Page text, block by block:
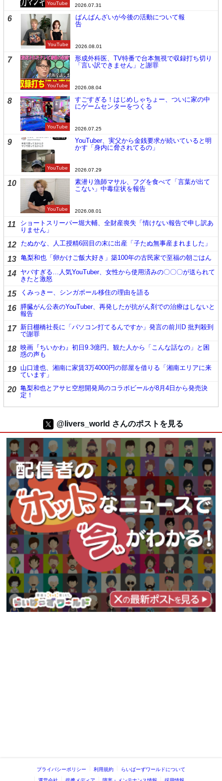
YouTube 2026.07.31
6
YouTube
ばんばんざいが今後の活動について報
告
2026.08.01
7
YouTube
形成外科医、TV特番で台本無視で収録打ち切り
「言い訳できません」と謝罪
2026.08.04
8
YouTube
すごすぎる！はじめしゃちょー、ついに家の中
にゲームセンターをつくる
2026.07.25
9
YouTube
YouTuber、実父から金銭要求が続いていると明
かす「身内に脅されてるの」
2026.07.29
10
YouTube
素潜り漁師マサル、フグを食べて「言葉が出て
こない」中毒症状を報告
2026.08.01
11
ショートスリーパー堀大輔、全財産喪失「情けない報告で申し訳あ
りません」
12 たぬかな、人工授精6回目の末に出産「子たぬ無事産まれました」
13 亀梨和也「卵かけご飯大好き」築100年の古民家で至福の朝ごはん
14 ヤバすぎる…人気YouTuber、女性から使用済みの〇〇〇が送られて
きたと激怒
15 くみっきー、シンガポール移住の理由を語る
16 膵臓がん公表のYouTuber、再発したが抗がん剤での治療はしないと
報告
17 新日棚橋社長に「パソコン打てるんですか」発言の前川D 批判殺到
で謝罪
18 映画『ちいかわ』初日9.3億円。観た人から「こんな話なの」と困
惑の声も
19 山口達也、湘南に家賃3万4000円の部屋を借りる「湘南エリアに来
ています」
20 亀梨和也とアサヒ空想開発局のコラボビールが8月4日から発売決
定！
@livers_world さんのポストを見る
プライバシーポリシー 利用規約 らいばーずワールドについて